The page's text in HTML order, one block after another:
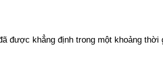
được khẳng định trong một khoảng